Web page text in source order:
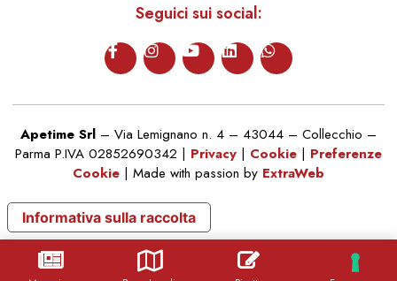
Seguici sui social:
Apetime Srl – Via Lemignano n. 4 – 43044 – Collecchio –
Parma P.IVA 02852690342 | Privacy | Cookie | Preferenze
Cookie | Made with passion by ExtraWeb
Informativa sulla raccolta